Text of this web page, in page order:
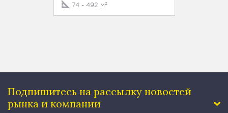
74 - 492 м²
Подпишитесь на рассылку новостей
рынка и компании